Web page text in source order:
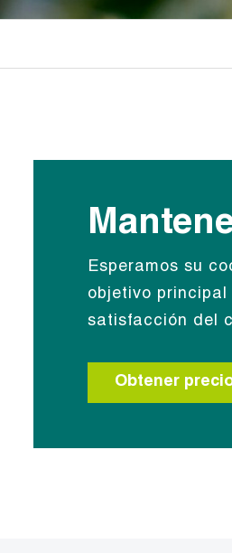
Esperamos su
objetivo
satisfacción del
Obtener